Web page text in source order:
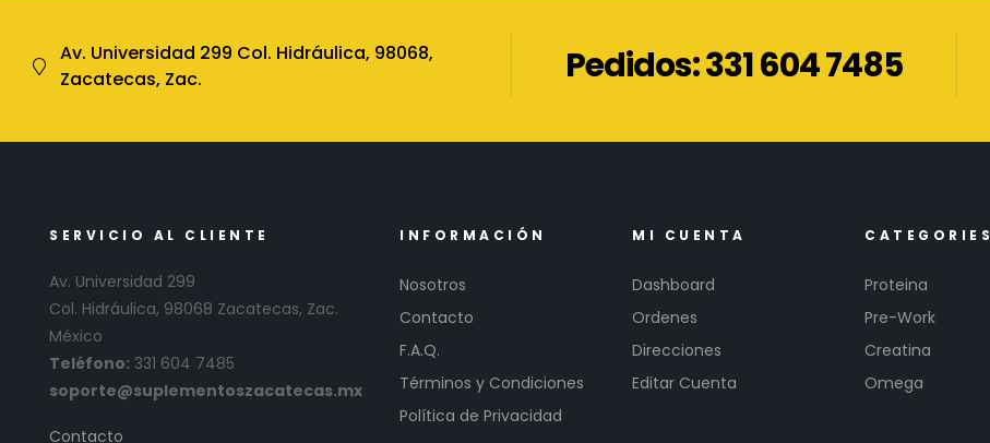
Av. Universidad 299 Col. Hidráulica, 98068,
Zacatecas, Zac.
Pedidos: 331 604 7485
SERVICIO AL CLIENTE
Av. Universidad 299
Col. Hidráulica, 98068 Zacatecas, Zac.
México
Teléfono: 331 604 7485
soporte@suplementoszacatecas.mx
Contacto
INFORMACIÓN
Nosotros
Contacto
F.A.Q.
Términos y Condiciones
Política de Privacidad
MI CUENTA
Dashboard
Ordenes
Direcciones
Editar Cuenta
CATEGORIES
Proteina
Pre-Work
Creatina
Omega